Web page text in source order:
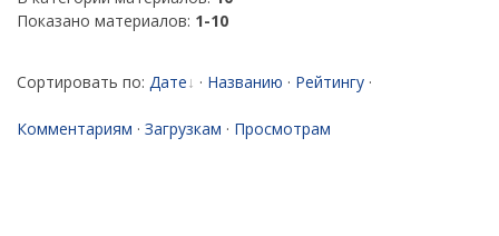
Показано материалов: 1-10
Сортировать по: Дате · Названию · Рейтингу ·
Комментариям · Загрузкам · Просмотрам